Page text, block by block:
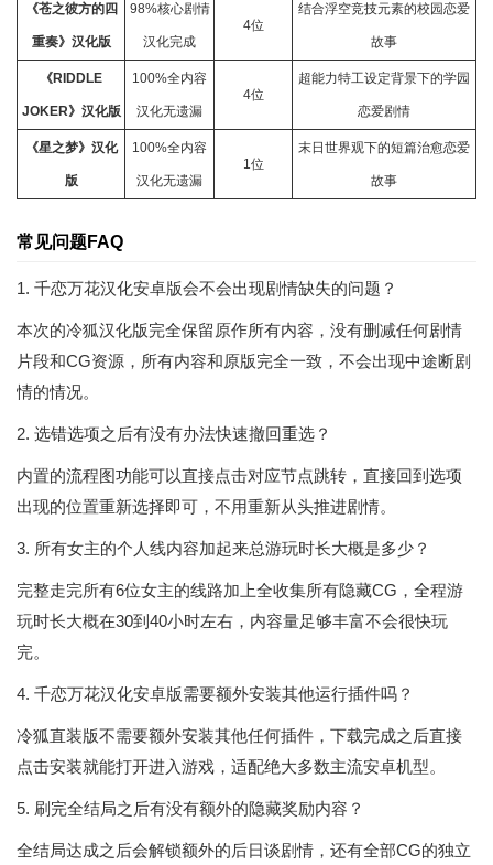
《苍之彼方的四
重奏》汉化版
98%核心剧情
汉化完成
4位
结合浮空竞技元素的校园恋爱
故事
《RIDDLE
JOKER》汉化版
100%全内容
汉化无遗漏
4位
超能力特工设定背景下的学园
恋爱剧情
《星之梦》汉化
版
100%全内容
汉化无遗漏
1位
末日世界观下的短篇治愈恋爱
故事
常见问题FAQ
1. 千恋万花汉化安卓版会不会出现剧情缺失的问题？
本次的冷狐汉化版完全保留原作所有内容，没有删减任何剧情
片段和CG资源，所有内容和原版完全一致，不会出现中途断剧
情的情况。
2. 选错选项之后有没有办法快速撤回重选？
内置的流程图功能可以直接点击对应节点跳转，直接回到选项
出现的位置重新选择即可，不用重新从头推进剧情。
3. 所有女主的个人线内容加起来总游玩时长大概是多少？
完整走完所有6位女主的线路加上全收集所有隐藏CG，全程游
玩时长大概在30到40小时左右，内容量足够丰富不会很快玩
完。
4. 千恋万花汉化安卓版需要额外安装其他运行插件吗？
冷狐直装版不需要额外安装其他任何插件，下载完成之后直接
点击安装就能打开进入游戏，适配绝大多数主流安卓机型。
5. 刷完全结局之后有没有额外的隐藏奖励内容？
全结局达成之后会解锁额外的后日谈剧情，还有全部CG的独立